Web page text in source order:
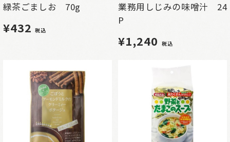
緑茶ごましお 70g
¥432税込
業務用しじみの味噌汁 24
P
¥1,240 税込